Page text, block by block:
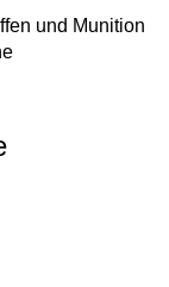
und Munition